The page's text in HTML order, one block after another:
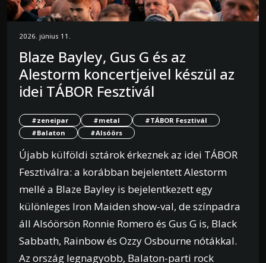
2026. június 11.
Blaze Bayley, Gus G és az
Alestorm koncertjeivel készül az
idei TÁBOR Fesztivál
#zeneipar #metal
#TÁBOR Fesztivál
#Balaton
#Alsóörs
Újabb külföldi sztárok érkeznek az idei TÁBOR
Fesztiválra: a korábban bejelentett Alestorm
mellé a Blaze Bayley is bejelentkezett egy
különleges Iron Maiden show-val, de színpadra
áll Alsóörsön Ronnie Romero és Gus G is, Black
Sabbath, Rainbow és Ozzy Osbourne nótákkal.
Az ország legnagyobb, Balaton-parti rock